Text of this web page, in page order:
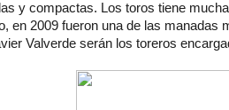
y compactas. Los toros tiene
en 2009 fueron una de las
Valverde serán los toreros